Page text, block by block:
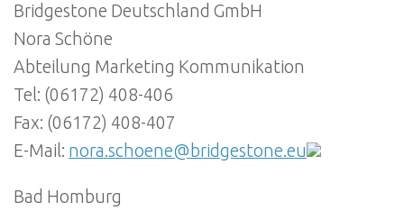
Bridgestone Deutschland GmbH
Nora Schöne
Abteilung Marketing Kommunikation
Tel: (06172) 408-406
Fax: (06172) 408-407
E-Mail: nora.schoene@bridgestone.eu
Bad Homburg